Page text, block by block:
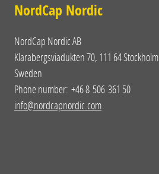
NordCap Nordic
NordCap Nordic AB
Klarabergsviadukten 70, 111 64
Sweden
Phone number: +46 8 506 361 50
info@nordcapnordic.com